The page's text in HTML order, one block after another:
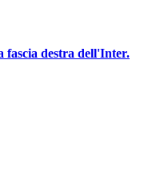
fascia destra dell'Inter.